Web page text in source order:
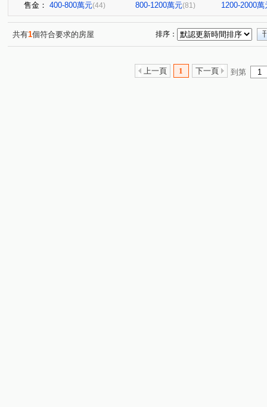
售金： 400-800萬元(44) 800-1200萬元(81) 1200-2000萬
共有1個符合要求的房屋 排序：
上一頁 1 下一頁 到第